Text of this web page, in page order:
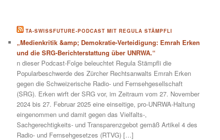
TA-SWISSFUTURE-PODCAST MIT REGULA STÄMPFLI
„Medienkritik &amp; Demokratie-Verteidigung: Emrah Erken
und die SRG-Berichterstattung über UNRWA.“
n dieser Podcast-Folge beleuchtet Regula Stämpfli die
Popularbeschwerde des Zürcher Rechtsanwalts Emrah Erken
gegen die Schweizerische Radio- und Fernsehgesellschaft
(SRG). Erken wirft der SRG vor, im Zeitraum vom 27. November
2024 bis 27. Februar 2025 eine einseitige, pro-UNRWA-Haltung
eingenommen und damit gegen das Vielfalts-,
Sachgerechtigkeits- und Transparenzgebot gemäß Artikel 4 des
Radio- und Fernsehgesetzes (RTVG) […]